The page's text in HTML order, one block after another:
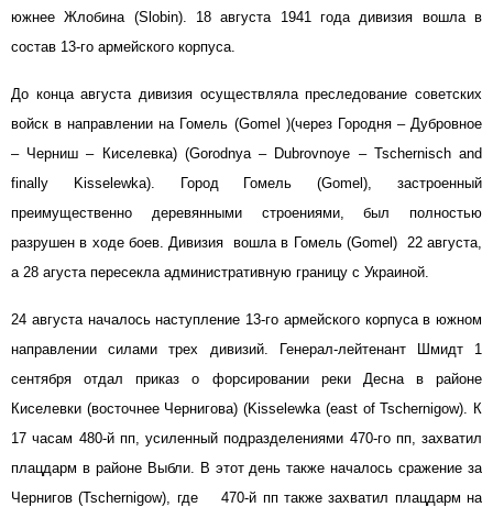
южнее Жлобина (Slobin). 18 августа 1941 года дивизия вошла в
состав 13-го армейского корпуса.
До конца августа дивизия осуществляла преследование советских
войск в направлении на Гомель (Gomel )(через Городня – Дубровное
– Черниш – Киселевка) (Gorodnya – Dubrovnoye – Tschernisch and
finally Kisselewka). Город Гомель (Gomel), застроенный
преимущественно деревянными строениями, был полностью
разрушен в ходе боев. Дивизия вошла в Гомель (Gomel) 22 августа,
а 28 агуста пересекла административную границу с Украиной.
24 августа началось наступление 13-го армейского корпуса в южном
направлении силами трех дивизий. Генерал-лейтенант Шмидт 1
сентября отдал приказ о форсировании реки Десна в районе
Киселевки (восточнее Чернигова) (Kisselewka (east of Tschernigow). К
17 часам 480-й пп, усиленный подразделениями 470-го пп, захватил
плацдарм в районе Выбли. В этот день также началось сражение за
Чернигов (Tschernigow), где 470-й пп также захватил плацдарм на